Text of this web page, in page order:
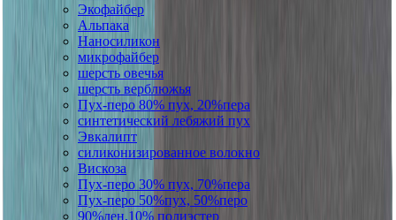
Экофайбер
Альпака
Наносиликон
микрофайбер
шерсть овечья
шерсть верблюжья
Пух-перо 80% пух, 20%пера
синтетический лебяжий пух
Эвкалипт
силиконизированное волокно
Вискоза
Пух-перо 30% пух, 70%пера
Пух-перо 50%пух, 50%перо
90%лен,10% полиэстер